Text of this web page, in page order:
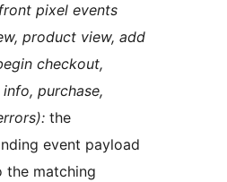
pixel events
product view, add
checkout,
purchase,
the
event payload
the matching